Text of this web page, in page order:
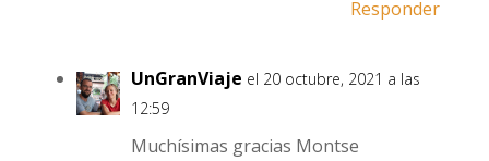
Responder
UnGranViaje el 20 octubre, 2021 a las
12:59
Muchísimas gracias Montse